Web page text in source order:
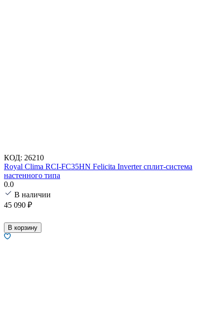
КОД: 26210
Royal Clima RCI-FC35HN Felicita Inverter сплит-система
настенного типа
0.0
В наличии
45 090 ₽
В корзину